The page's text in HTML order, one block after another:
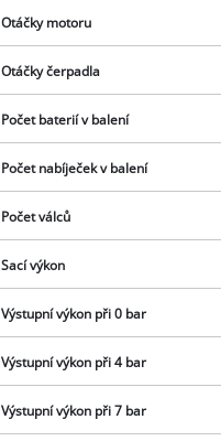
Otáčky motoru
Otáčky čerpadla
Počet baterií v balení
Počet nabíječek v balení
Počet válců
Sací výkon
Výstupní výkon při 0 bar
Výstupní výkon při 4 bar
Výstupní výkon při 7 bar